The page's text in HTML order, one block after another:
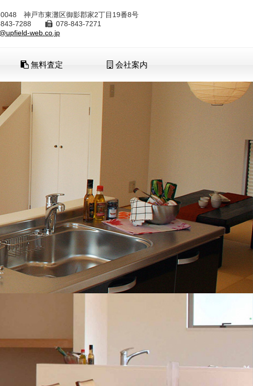
神戸市東灘区御影郡家2丁目19番8号
843-7288
078-843-7271
web.co.jp
無料査定 会社案内